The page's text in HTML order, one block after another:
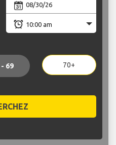
- 69 70+